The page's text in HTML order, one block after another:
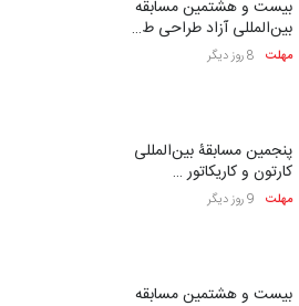
مهلت 8 روز دیگر
کارتون و کاریکاتور …
مهلت 9 روز دیگر
بین‌المللی کارتون لهستا…